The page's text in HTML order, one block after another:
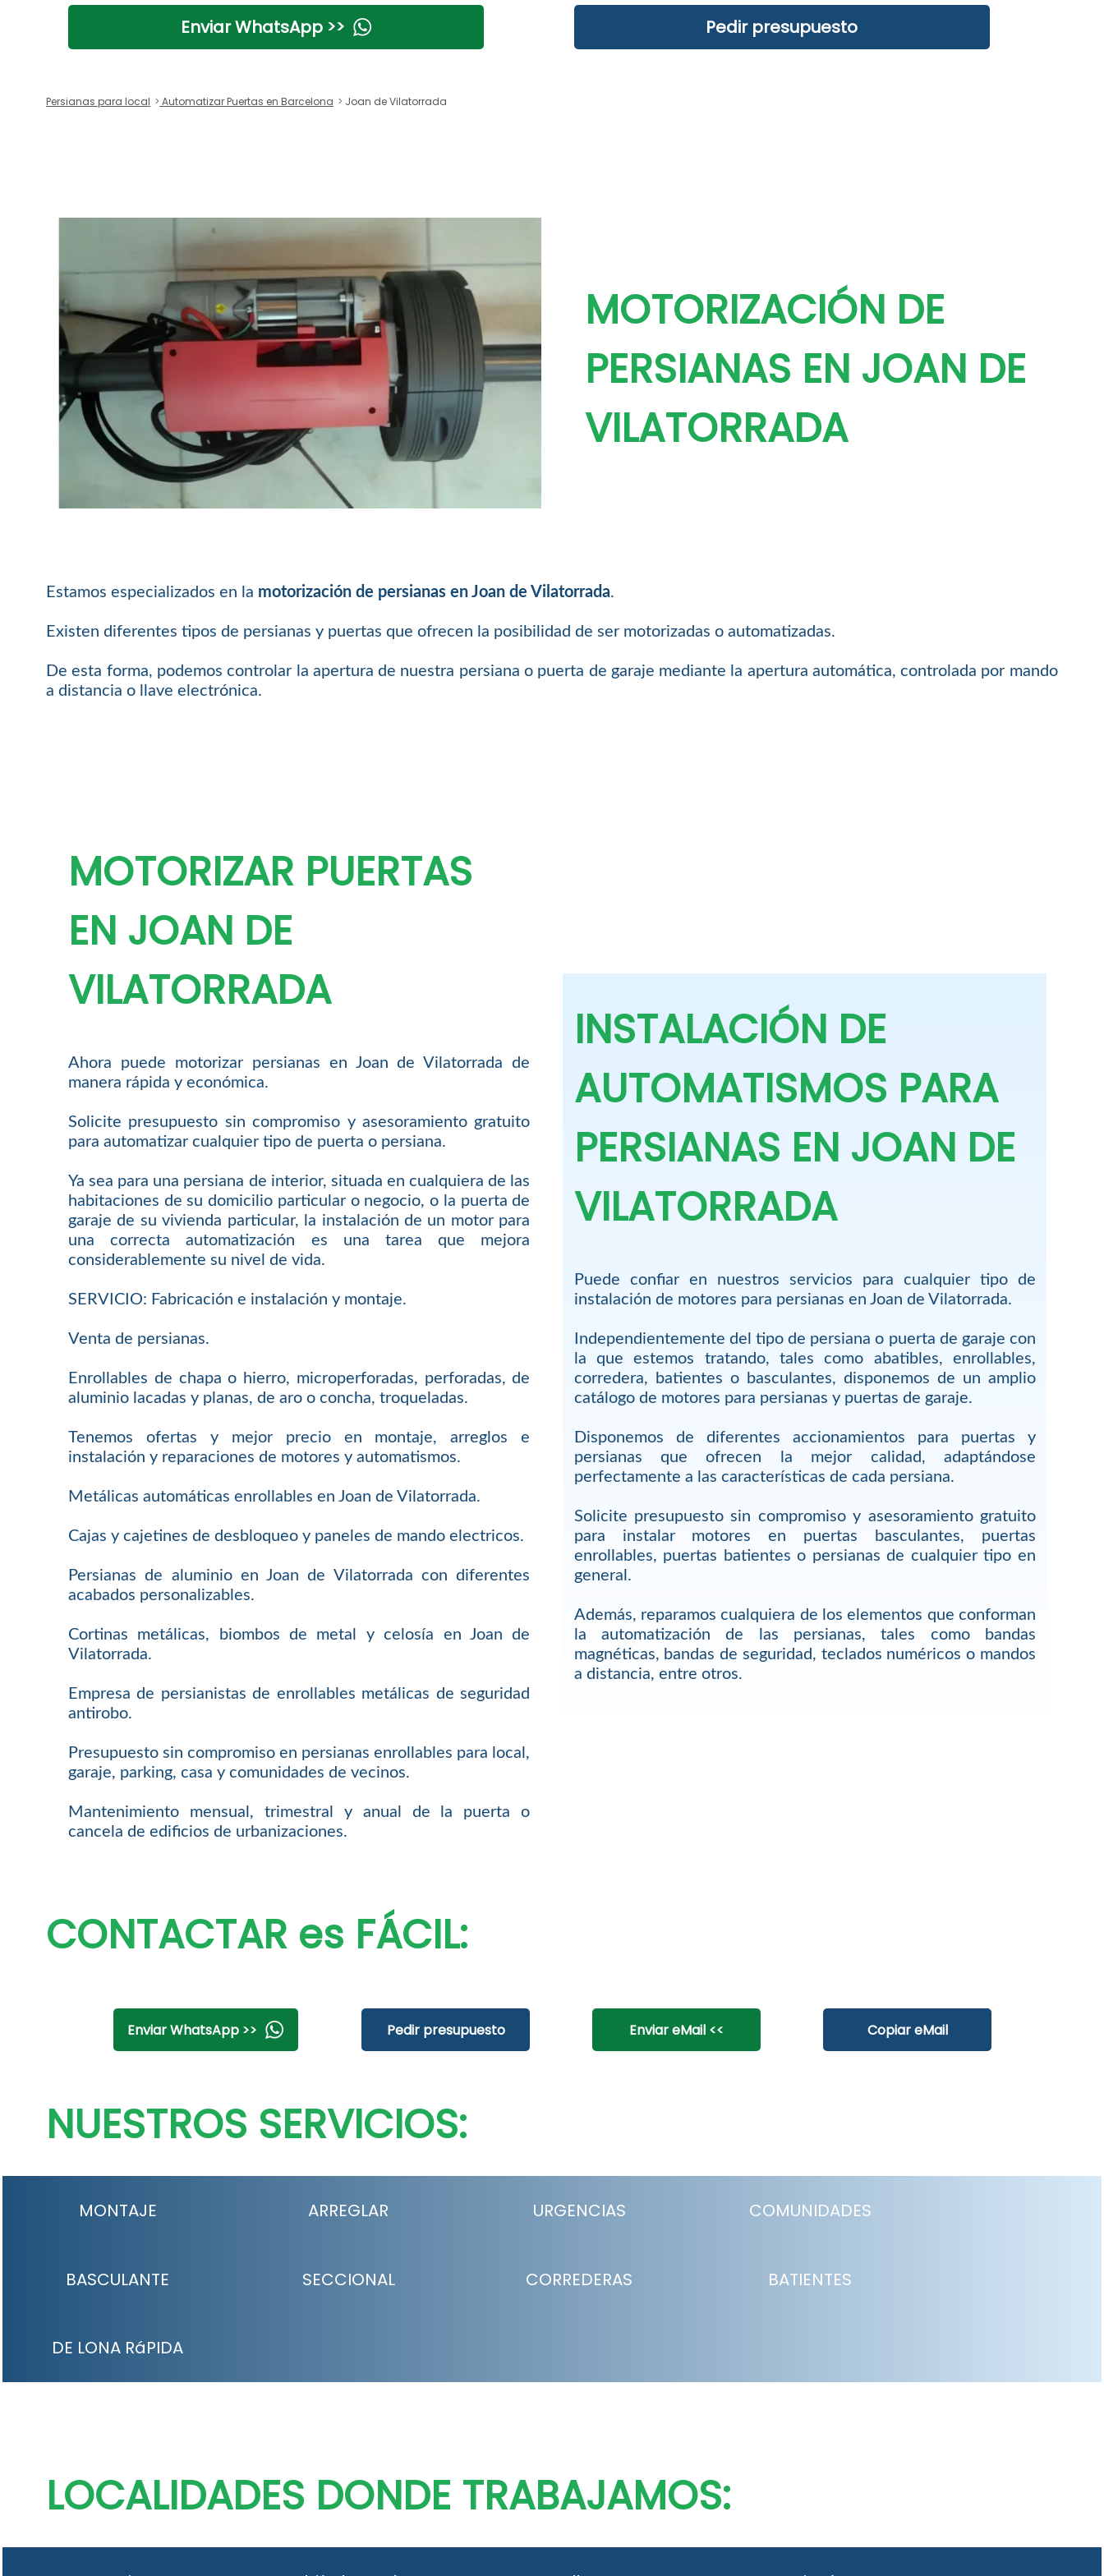
Enviar WhatsApp >> Pedir presupuesto
Persianas para local Automatizar Puertas en Barcelona Joan de Vilatorrada
MOTORIZACIÓN DE
PERSIANAS EN JOAN DE
VILATORRADA
Estamos especializados en la motorización de persianas en Joan de Vilatorrada.
Existen diferentes tipos de persianas y puertas que ofrecen la posibilidad de ser motorizadas o automatizadas.
De esta forma, podemos controlar la apertura de nuestra persiana o puerta de garaje mediante la apertura automática, controlada por mando
a distancia o llave electrónica.
MOTORIZAR PUERTAS
EN JOAN DE
VILATORRADA
Ahora puede motorizar persianas en Joan de Vilatorrada de
manera rápida y económica.
Solicite presupuesto sin compromiso y asesoramiento gratuito
para automatizar cualquier tipo de puerta o persiana.
Ya sea para una persiana de interior, situada en cualquiera de las
habitaciones de su domicilio particular o negocio, o la puerta de
garaje de su vivienda particular, la instalación de un motor para
una correcta automatización es una tarea que mejora
considerablemente su nivel de vida.
SERVICIO: Fabricación e instalación y montaje.
Venta de persianas.
Enrollables de chapa o hierro, microperforadas, perforadas, de
aluminio lacadas y planas, de aro o concha, troqueladas.
Tenemos ofertas y mejor precio en montaje, arreglos e
instalación y reparaciones de motores y automatismos.
Metálicas automáticas enrollables en Joan de Vilatorrada.
Cajas y cajetines de desbloqueo y paneles de mando electricos.
Persianas de aluminio en Joan de Vilatorrada con diferentes
acabados personalizables.
Cortinas metálicas, biombos de metal y celosía en Joan de
Vilatorrada.
Empresa de persianistas de enrollables metálicas de seguridad
antirobo.
Presupuesto sin compromiso en persianas enrollables para local,
garaje, parking, casa y comunidades de vecinos.
Mantenimiento mensual, trimestral y anual de la puerta o
cancela de edificios de urbanizaciones.
INSTALACIÓN DE
AUTOMATISMOS PARA
PERSIANAS EN JOAN DE
VILATORRADA
Puede confiar en nuestros servicios para cualquier tipo de
instalación de motores para persianas en Joan de Vilatorrada.
Independientemente del tipo de persiana o puerta de garaje con
la que estemos tratando, tales como abatibles, enrollables,
corredera, batientes o basculantes, disponemos de un amplio
catálogo de motores para persianas y puertas de garaje.
Disponemos de diferentes accionamientos para puertas y
persianas que ofrecen la mejor calidad, adaptándose
perfectamente a las características de cada persiana.
Solicite presupuesto sin compromiso y asesoramiento gratuito
para instalar motores en puertas basculantes, puertas
enrollables, puertas batientes o persianas de cualquier tipo en
general.
Además, reparamos cualquiera de los elementos que conforman
la automatización de las persianas, tales como bandas
magnéticas, bandas de seguridad, teclados numéricos o mandos
a distancia, entre otros.
CONTACTAR es FÁCIL:
Enviar WhatsApp >> Pedir presupuesto Enviar eMail << Copiar eMail
NUESTROS SERVICIOS:
MONTAJE ARREGLAR URGENCIAS COMUNIDADES
BASCULANTE SECCIONAL CORREDERAS BATIENTES
DE LONA RáPIDA
LOCALIDADES DONDE TRABAJAMOS: